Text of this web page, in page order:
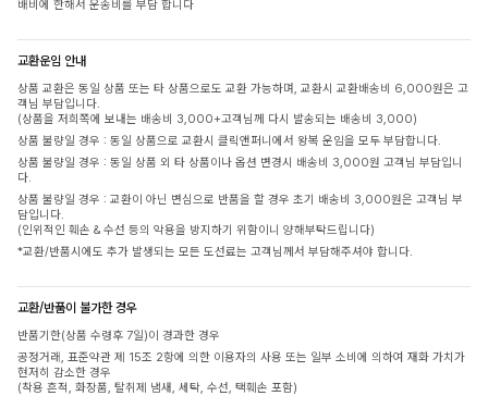
배비에 한해서 운송비를 부담 합니다
교환운임 안내
상품 교환은 동일 상품 또는 타 상품으로도 교환 가능하며, 교환시 교환배송비 6,000원은 고
객님 부담입니다.
(상품을 저희쪽에 보내는 배송비 3,000+고객님께 다시 발송되는 배송비 3,000)
상품 불량일 경우 : 동일 상품으로 교환시 클릭앤퍼니에서 왕복 운임을 모두 부담합니다.
상품 불량일 경우 : 동일 상품 외 타 상품이나 옵션 변경시 배송비 3,000원 고객님 부담입니
다.
상품 불량일 경우 : 교환이 아닌 변심으로 반품을 할 경우 초기 배송비 3,000원은 고객님 부
담입니다.
(인위적인 훼손 & 수선 등의 악용을 방지하기 위함이니 양해부탁드립니다)
*교환/반품시에도 추가 발생되는 모든 도선료는 고객님께서 부담해주셔야 합니다.
교환/반품이 불가한 경우
반품기한(상품 수령후 7일)이 경과한 경우
공정거래, 표준약관 제 15조 2항에 의한 이용자의 사용 또는 일부 소비에 의하여 재화 가치가
현저히 감소한 경우
(착용 흔적, 화장품, 탈취제 냄새, 세탁, 수선, 택훼손 포함)